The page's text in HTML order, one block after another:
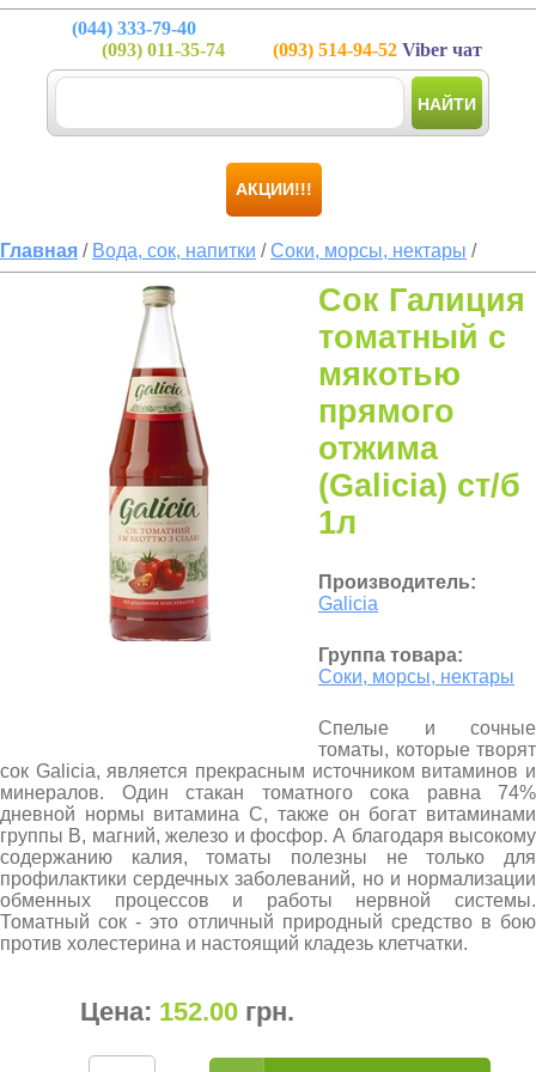
(044) 333-79-40
(093) 011-35-74 (093) 514-94-52 Viber чат
НАЙТИ
АКЦИИ!!!
Главная / Вода, сок, напитки /Соки, морсы, нектары /
Сок Галиция
томатный с
мякотью
прямого
отжима
(Galicia) ст/б
1л
Производитель:
Galicia
Группа товара:
Соки, морсы, нектары
Спелые и сочные
томаты, которые творят
сок Galicia, является прекрасным источником витаминов и
минералов. Один стакан томатного сока равна 74%
дневной нормы витамина С, также он богат витаминами
группы В, магний, железо и фосфор. А благодаря высокому
содержанию калия, томаты полезны не только для
профилактики сердечных заболеваний, но и нормализации
обменных процессов и работы нервной системы.
Томатный сок - это отличный природный средство в бою
против холестерина и настоящий кладезь клетчатки.
Цена: 152.00 грн.